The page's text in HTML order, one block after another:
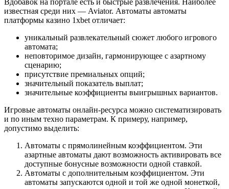
известная среди них — Aviator. Автоматы автоматы
платформы казино 1xbet отличает:
уникальный развлекательный сюжет любого игрового
автомата;
неповторимое дизайн, гармонирующее с азартному
сценарию;
присутствие премиальных опций;
значительный показатель выплат;
значительные коэффициенты выигрышных вариантов.
Игровые автоматы онлайн-ресурса можно систематизировать
и по иным техно параметрам. К примеру, например,
допустимо выделить:
Автоматы с прямолинейным коэффициентом. Эти
азартные автоматы дают возможность активировать все
доступные бонусные возможности одной ставкой.
Автоматы с дополнительным коэффициентом. Эти
автоматы запускаются одной и той же одной монеткой,